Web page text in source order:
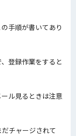
手順が書いてあり
登録作業をすると
ル見るときは注意
チャージされて